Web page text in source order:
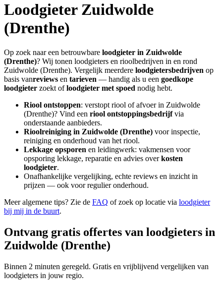
Loodgieter Zuidwolde
(Drenthe)
Op zoek naar een betrouwbare loodgieter in Zuidwolde
(Drenthe)? Wij tonen loodgieters en rioolbedrijven in en rond
Zuidwolde (Drenthe). Vergelijk meerdere loodgietersbedrijven op
basis vanreviews en tarieven — handig als u een goedkope
loodgieter zoekt ofloodgieter met spoed nodig hebt.
Riool ontstoppen: verstopt riool of afvoer in Zuidwolde
(Drenthe)? Vind een riool ontstoppingsbedrijfvia
onderstaande aanbieders.
Rioolreiniging in Zuidwolde (Drenthe) voor inspectie,
reiniging en onderhoud van het riool.
Lekkage opsporen en leidingwerk: vakmensen voor
opsporing lekkage, reparatie en advies overkosten
loodgieter.
Onafhankelijke vergelijking, echte reviews en inzicht in
prijzen — ook voor regulier onderhoud.
Meer algemene tips? Zie de FAQ of zoek op locatie via loodgieter
bij mij in de buurt.
Ontvang gratis offertes van loodgieters in
Zuidwolde (Drenthe)
Binnen 2 minuten geregeld. Gratis en vrijblijvend vergelijken van
loodgieters in jouw regio.